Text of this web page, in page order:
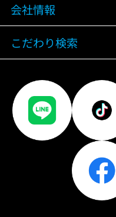
会社情報
こだわり検索